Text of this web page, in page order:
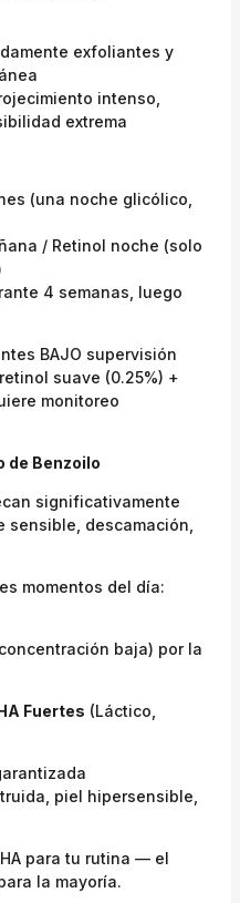
exfoliantes y
intenso,
extrema
(una noche glicólico,
/ Retinol noche (solo
4 semanas, luego
BAJO supervisión
suave (0.25%) +
monitoreo
de Benzoilo
significativamente
sensible, descamación,
momentos del día:
baja) por la
Fuertes (Láctico,
piel hipersensible,
para tu rutina — el
la mayoría.